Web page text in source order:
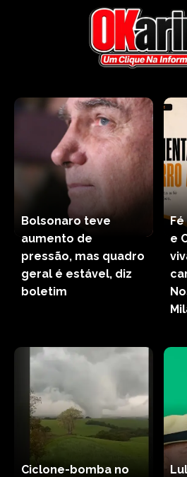
Bolsonaro teve
aumento de
pressão, mas quadro
geral é estável, diz
boletim
e
Ciclone-bomba no